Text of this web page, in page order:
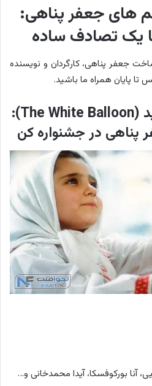
های جعفر پناهی:
یک تصادف ساده
جعفر پناهی، کارگردان و نویسنده
تا پایان همراه ما باشید.
1. فیلم بادکنک سفید (The White Balloon):
پناهی در جشنواره کن
آنا بورکوفسکا، آیدا محمدخانی و…